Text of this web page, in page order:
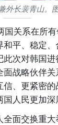
外长裴青山。
国关系在所
平、稳定
次对韩国
战略伙伴关
信、更紧密
人民更加深
面交换重